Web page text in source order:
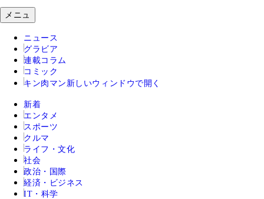
メニュ
ニュース
グラビア
連載コラム
コミック
キン肉マン 新しいウィンドウで開く
新着
エンタメ
スポーツ
クルマ
ライフ・文化
社会
政治・国際
経済・ビジネス
IT・科学